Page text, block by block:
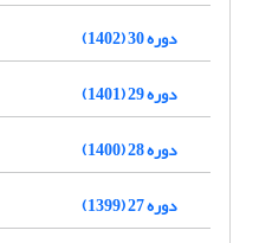
دوره 30 (1402)
دوره 29 (1401)
دوره 28 (1400)
دوره 27 (1399)